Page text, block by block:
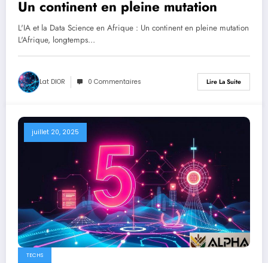
Un continent en pleine mutation
L'IA et la Data Science en Afrique : Un continent en pleine mutation
L'Afrique, longtemps…
Lat DIOR 0 Commentaires Lire La Suite
juillet 20, 2025
TECHS